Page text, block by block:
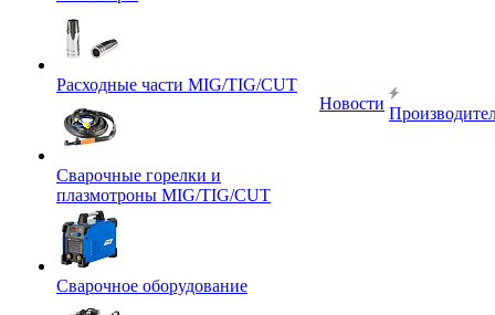
Расходные части MIG/TIG/CUT
Сварочные горелки и
плазмотроны MIG/TIG/CUT
Сварочное оборудование
Новости